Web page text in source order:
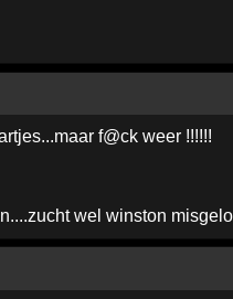
f@ck weer !!!!!!
wel winston